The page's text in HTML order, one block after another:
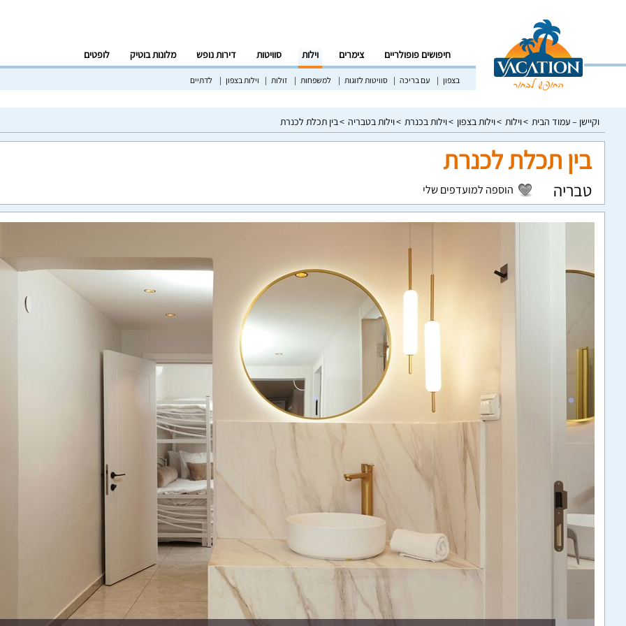
חיפושים פופולריים צימרים וילות סוויטות דירות נופש מלונות בוטיק לופטים
בצפון עם בריכה סוויטות לזוגות למשפחות זולות וילות בצפון לדתיים
וקיישן – עמוד הבית וילות וילות בצפון וילות בכנרת וילות בטבריה בין תכלת לכנרת
בין תכלת לכנרת
טבריה הוספה למועדפים שלי